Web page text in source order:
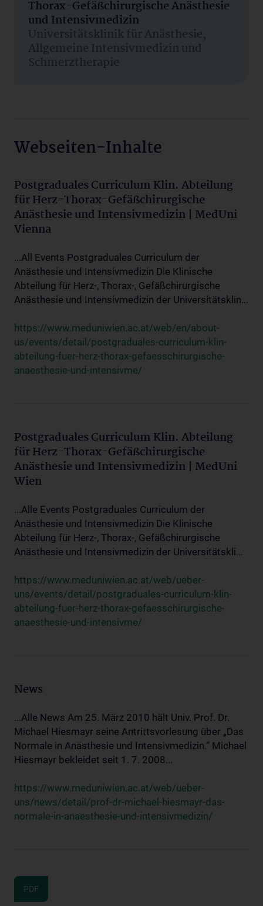
Thorax-Gefäßchirurgische Anästhesie
und Intensivmedizin
Universitätsklinik für Anästhesie,
Allgemeine Intensivmedizin und
Schmerztherapie
Webseiten-Inhalte
Postgraduales Curriculum Klin. Abteilung
für Herz-Thorax-Gefäßchirurgische
Anästhesie und Intensivmedizin | MedUni
Vienna
...All Events Postgraduales Curriculum der
Anästhesie und Intensivmedizin Die Klinische
Abteilung für Herz-, Thorax-, Gefäßchirurgische
Anästhesie und Intensivmedizin der Universitätsklin...
https://www.meduniwien.ac.at/web/en/about-
us/events/detail/postgraduales-curriculum-klin-
abteilung-fuer-herz-thorax-gefaesschirurgische-
anaesthesie-und-intensivme/
Postgraduales Curriculum Klin. Abteilung
für Herz-Thorax-Gefäßchirurgische
Anästhesie und Intensivmedizin | MedUni
Wien
...Alle Events Postgraduales Curriculum der
Anästhesie und Intensivmedizin Die Klinische
Abteilung für Herz-, Thorax-, Gefäßchirurgische
Anästhesie und Intensivmedizin der Universitätskli...
https://www.meduniwien.ac.at/web/ueber-
uns/events/detail/postgraduales-curriculum-klin-
abteilung-fuer-herz-thorax-gefaesschirurgische-
anaesthesie-und-intensivme/
News
...Alle News Am 25. März 2010 hält Univ. Prof. Dr.
Michael Hiesmayr seine Antrittsvorlesung über „Das
Normale in Anästhesie und Intensivmedizin.“ Michael
Hiesmayr bekleidet seit 1. 7. 2008...
https://www.meduniwien.ac.at/web/ueber-
uns/news/detail/prof-dr-michael-hiesmayr-das-
normale-in-anaesthesie-und-intensivmedizin/
PDF